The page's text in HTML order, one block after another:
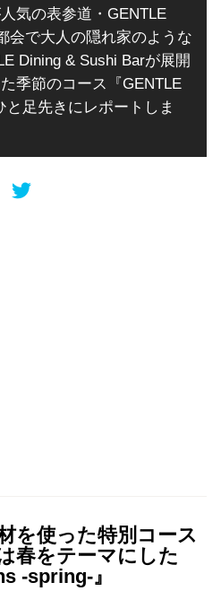
気の表参道・GENTLE
会で大人の隠れ家のような
Dining & Sushi Barが展開
季節のコース『GENTLE
足先きにレポートしま
を使った特別コース
春をテーマにした
-spring-』